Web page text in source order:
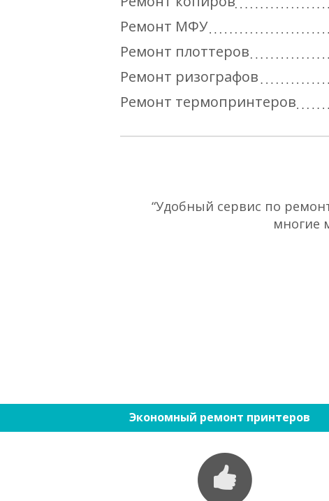
Ремонт МФУ
Ремонт плоттеров
Ремонт ризографов
Ремонт термопринтеров
“Удобный сервис по
многие
Экономный ремонт принтеров